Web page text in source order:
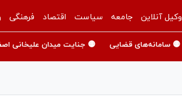
وکیل آنلاین جامعه سیاست اقتصاد فرهنگی
🟡 سامانه‌های قضایی 🟡 جنایت میدان علیخانی